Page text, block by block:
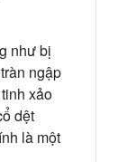
như bị
ngập
xảo
dệt
là một